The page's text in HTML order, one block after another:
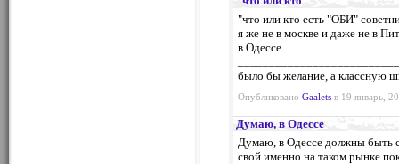
"что или кто есть "ОБИ"
я же не в москве и даже не в
в Одессе
было бы желание, а классную
Опубликовано Gaalets в 19 январь,
Думаю, в Одессе
Думаю, в Одессе должны быть
свой именно на таком рынке